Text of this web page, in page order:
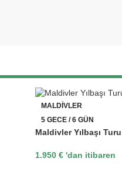
MALDIVLER
5 GECE / 6 GÜN
Maldivler Yılbaşı Turu
1.950€ 'dan itibaren